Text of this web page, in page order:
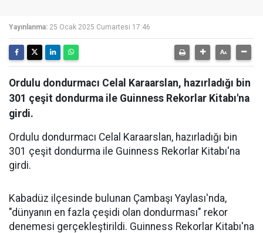
Yayınlanma: 25 Ocak 2025 Cumartesi 17:46
Ordulu dondurmacı Celal Karaarslan, hazırladığı bin
301 çeşit dondurma ile Guinness Rekorlar Kitabı'na
girdi.
Ordulu dondurmacı Celal Karaarslan, hazırladığı bin
301 çeşit dondurma ile Guinness Rekorlar Kitabı'na
girdi.
Kabadüz ilçesinde bulunan Çambaşı Yaylası'nda,
"dünyanın en fazla çeşidi olan dondurması" rekor
denemesi gerçekleştirildi. Guinness Rekorlar Kitabı'na